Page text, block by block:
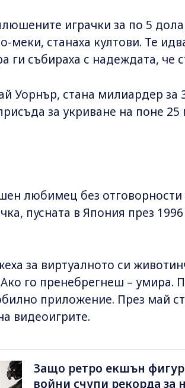
играчки за по 5
меки, станаха култови. Те
ги събираха с надеждата, че
Уорнър, стана милиардер за
за укриване на поне
любимец без отговорности
пусната в Япония през
за виртуалното си
го пренебрегнеш – умира.
приложение. През май
видеоигрите.
Защо ретро екшън
войни счупи рекорда за